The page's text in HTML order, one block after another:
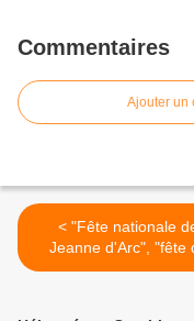
Commentaires
Ajouter un
< "Fête nationale de
Jeanne d'Arc", "fête
patriotisme"